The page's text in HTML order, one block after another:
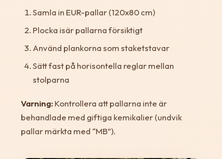
Samla in EUR-pallar (120x80 cm)
Plocka isär pallarna försiktigt
Använd plankorna som staketstavar
Sätt fast på horisontella reglar mellan
stolparna
Varning:Kontrollera att pallarna inte är
behandlade med giftiga kemikalier (undvik
pallar märkta med “MB”).